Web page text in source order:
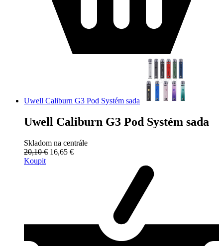
Uwell Caliburn G3 Pod Systém sada
Uwell Caliburn G3 Pod Systém sada
Skladom na centrále
20,10 € 16,65 €
Koupit